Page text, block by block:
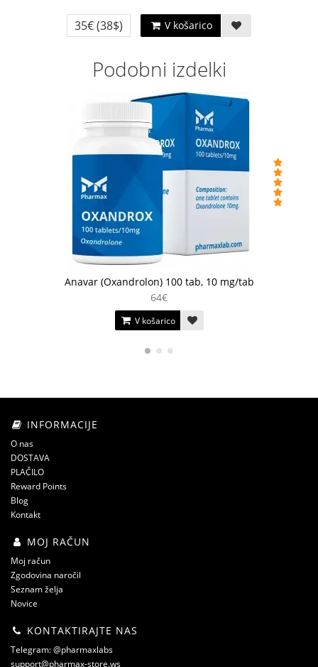
35€(38$) V košarico
Podobni izdelki
Anavar (Oxandrolon) 100 tab, 10 mg/tab
64€
V košarico
INFORMACIJE
O nas
DOSTAVA
PLAČILO
Reward Points
Blog
Kontakt
MOJ RAČUN
Moj račun
Zgodovina naročil
Seznam želja
Novice
KONTAKTIRAJTE NAS
Telegram: @pharmaxlabs
support@pharmax-store.ws